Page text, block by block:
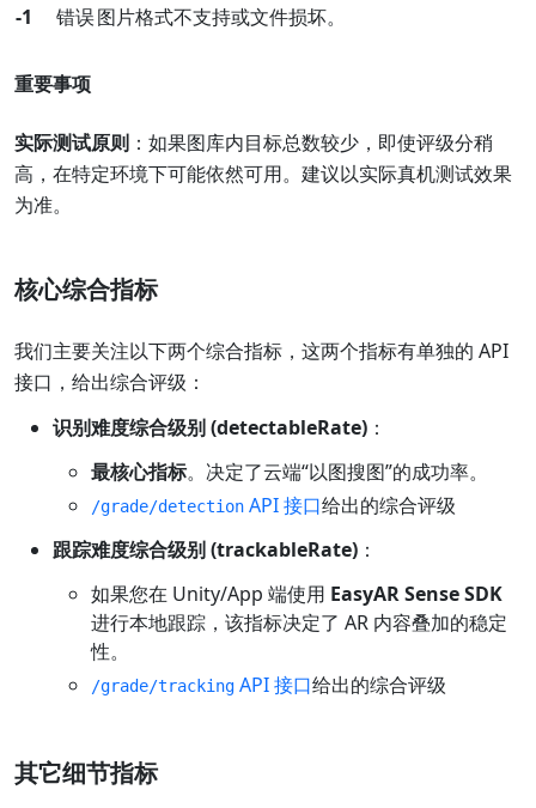
-1
错误图片格式不支持或文件损坏。
重要事项
实际测试原则 ：如果图库内目标总数较少，即使评级分稍
高，在特定环境下可能依然可用。建议以实际真机测试效果
为准。
核心综合指标
我们主要关注以下两个综合指标，这两个指标有单独的 API
接口，给出综合评级：
识别难度综合级别 (detectableRate) ：
最核心指标。决定了云端“以图搜图”的成功率。
/grade/detection API 接口给出的综合评级
跟踪难度综合级别 (trackableRate) ：
如果您在 Unity/App 端使用 EasyAR Sense SDK
进行本地跟踪，该指标决定了 AR 内容叠加的稳定
性。
/grade/tracking API 接口给出的综合评级
其它细节指标